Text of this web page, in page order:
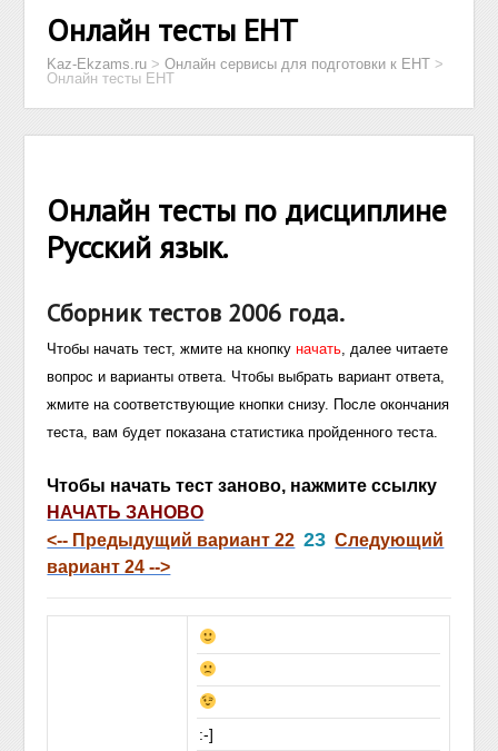
Онлайн тесты ЕНТ
Kaz-Ekzams.ru >Онлайн сервисы для подготовки к ЕНТ >
Онлайн тесты ЕНТ
Онлайн тесты по дисциплине
Русский язык.
Сборник тестов 2006 года.
Чтобы начать тест, жмите на кнопкуначать, далее читаете
вопрос и варианты ответа. Чтобы выбрать вариант ответа,
жмите на соответствующие кнопки снизу. После окончания
теста, вам будет показана статистика пройденного теста.
Чтобы начать тест заново, нажмите ссылку
НАЧАТЬ ЗАНОВО
<-- Предыдущий вариант 22 23 Следующий
вариант 24 -->
:-]